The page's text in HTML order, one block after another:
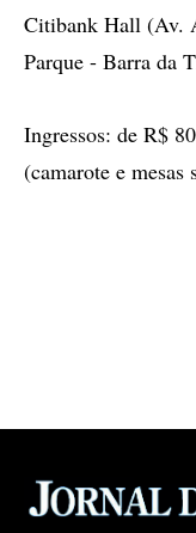
Citibank Hall (Av.
Parque - Barra da
Ingressos: de R$
(camarote e mesas